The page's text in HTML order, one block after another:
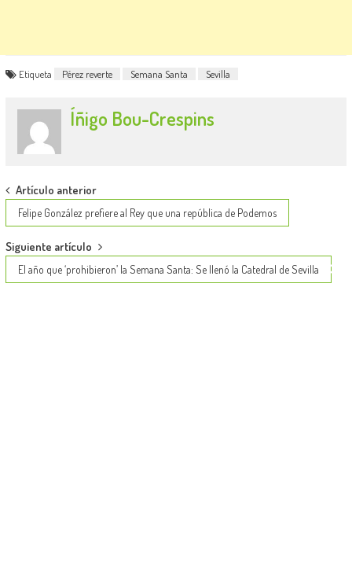
Etiqueta Pérez reverte Semana Santa Sevilla
Íñigo Bou-Crespins
Post
navigation
Artículo anterior
Felipe González prefiere al Rey que una república de Podemos
Siguiente artículo
El año que ‘prohibieron’ la Semana Santa: Se llenó la Catedral de Sevilla